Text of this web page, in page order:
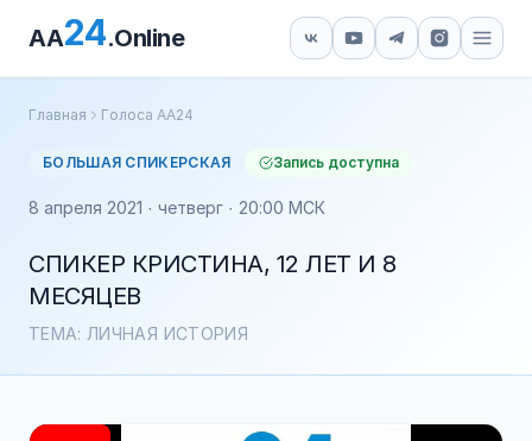
AA24.Online
Главная Голоса АА24
БОЛЬШАЯ СПИКЕРСКАЯ Запись доступна
8 апреля 2021 · четверг · 20:00 МСК
СПИКЕР КРИСТИНА, 12 ЛЕТ И 8
МЕСЯЦЕВ
ТЕМА: ЛИЧНАЯ ИСТОРИЯ